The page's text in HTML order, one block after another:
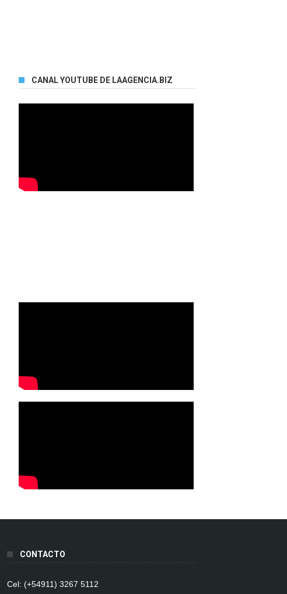
CANAL YOUTUBE DE LAAGENCIA.BIZ
CONTACTO
Cel: (+54911) 3267 5112